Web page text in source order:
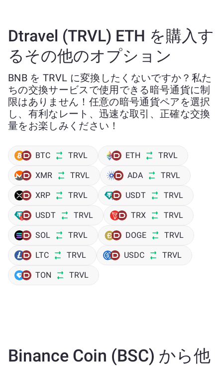
Dtravel (TRVL) ETH を購入す
るその他のオプション
BNB を TRVL に変換したくないですか？私た
ちの交換サービスで使用できる暗号通貨に制
限はありません！任意の暗号通貨ペアを選択
し、有利なレート、迅速な取引、正確な交換
量をお楽しみください！
BTC TRVL ETH TRVL
XMR TRVL ADA TRVL
XRP TRVL USDT TRVL
USDT TRVL TRX TRVL
SOL TRVL DOGE TRVL
LTC TRVL USDC TRVL
TON TRVL
Binance Coin (BSC) から他